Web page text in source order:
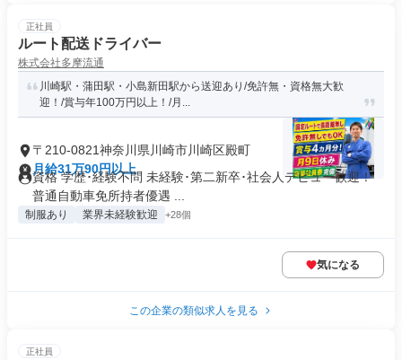
正社員
ルート配送ドライバー
株式会社多摩流通
川崎駅・蒲田駅・小島新田駅から送迎あり/免許無・資格無大歓
迎！/賞与年100万円以上！/月...
〒210-0821神奈川県川崎市川崎区殿町
月給31万90円以上
資格 学歴･経験不問 未経験･第二新卒･社会人デビュー歓迎！
普通自動車免所持者優遇 ...
制服あり 業界未経験歓迎 +28個
気になる
この企業の類似求人を見る
正社員